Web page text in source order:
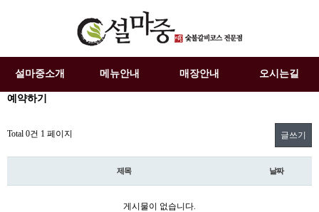
설마중소개 메뉴안내 매장안내 오시는길
예약하기
Total 0건 1 페이지 글쓰기
제목 날짜
게시물이 없습니다.